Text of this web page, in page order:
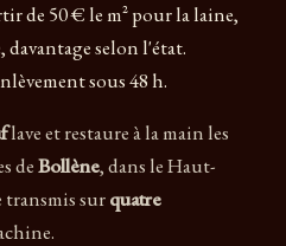
de 50 € le m² pour la laine,
davantage selon l'état.
sous 48 h.
lave et restaure à la main les
deBollène, dans le Haut-
transmis surquatre